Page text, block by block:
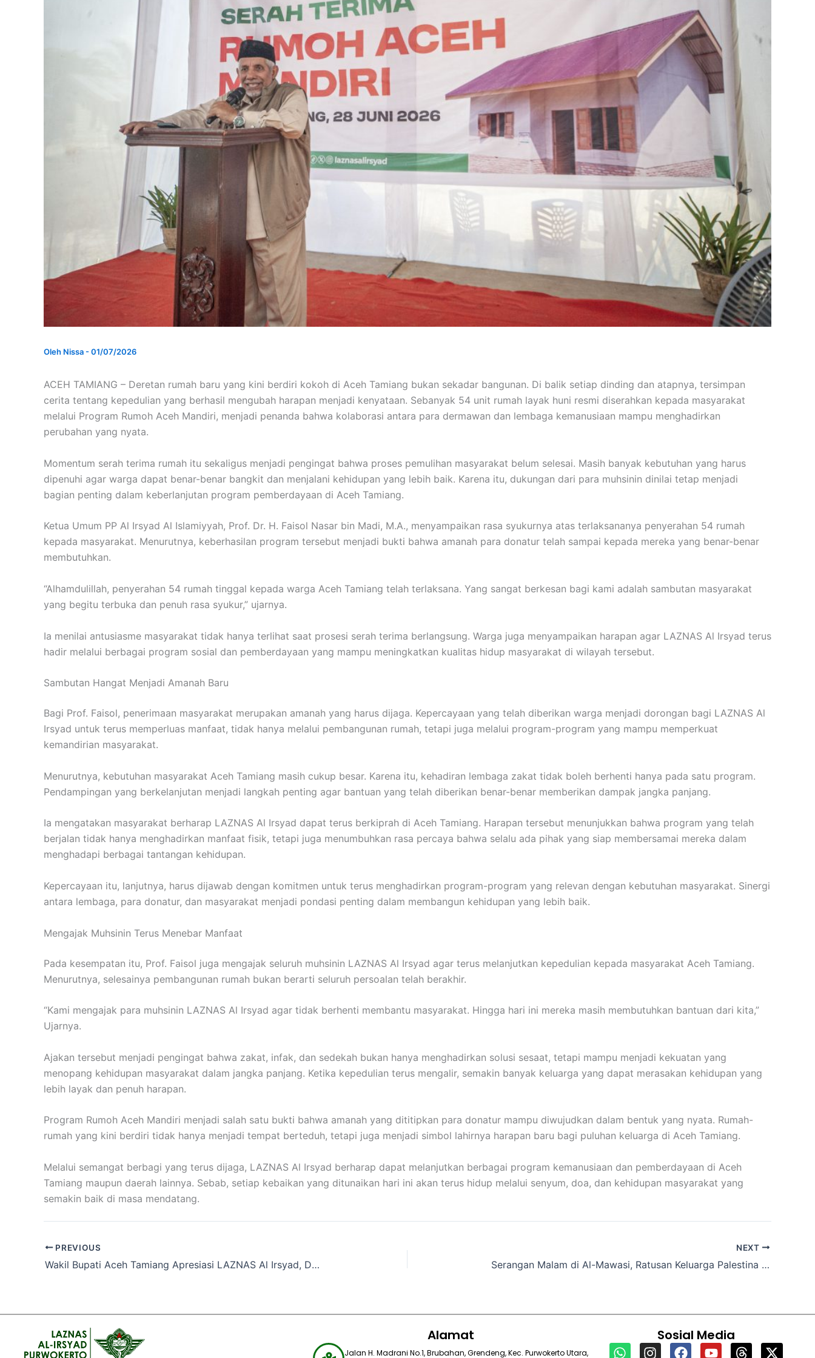
Oleh Nissa-01/07/2026
ACEH TAMIANG – Deretan rumah baru yang kini berdiri kokoh di Aceh Tamiang bukan sekadar bangunan. Di balik setiap dinding dan atapnya, tersimpan
cerita tentang kepedulian yang berhasil mengubah harapan menjadi kenyataan. Sebanyak 54 unit rumah layak huni resmi diserahkan kepada masyarakat
melalui Program Rumoh Aceh Mandiri, menjadi penanda bahwa kolaborasi antara para dermawan dan lembaga kemanusiaan mampu menghadirkan
perubahan yang nyata.
Momentum serah terima rumah itu sekaligus menjadi pengingat bahwa proses pemulihan masyarakat belum selesai. Masih banyak kebutuhan yang harus
dipenuhi agar warga dapat benar-benar bangkit dan menjalani kehidupan yang lebih baik. Karena itu, dukungan dari para muhsinin dinilai tetap menjadi
bagian penting dalam keberlanjutan program pemberdayaan di Aceh Tamiang.
Ketua Umum PP Al Irsyad Al Islamiyyah, Prof. Dr. H. Faisol Nasar bin Madi, M.A., menyampaikan rasa syukurnya atas terlaksananya penyerahan 54 rumah
kepada masyarakat. Menurutnya, keberhasilan program tersebut menjadi bukti bahwa amanah para donatur telah sampai kepada mereka yang benar-benar
membutuhkan.
“Alhamdulillah, penyerahan 54 rumah tinggal kepada warga Aceh Tamiang telah terlaksana. Yang sangat berkesan bagi kami adalah sambutan masyarakat
yang begitu terbuka dan penuh rasa syukur,” ujarnya.
Ia menilai antusiasme masyarakat tidak hanya terlihat saat prosesi serah terima berlangsung. Warga juga menyampaikan harapan agar LAZNAS Al Irsyad terus
hadir melalui berbagai program sosial dan pemberdayaan yang mampu meningkatkan kualitas hidup masyarakat di wilayah tersebut.
Sambutan Hangat Menjadi Amanah Baru
Bagi Prof. Faisol, penerimaan masyarakat merupakan amanah yang harus dijaga. Kepercayaan yang telah diberikan warga menjadi dorongan bagi LAZNAS Al
Irsyad untuk terus memperluas manfaat, tidak hanya melalui pembangunan rumah, tetapi juga melalui program-program yang mampu memperkuat
kemandirian masyarakat.
Menurutnya, kebutuhan masyarakat Aceh Tamiang masih cukup besar. Karena itu, kehadiran lembaga zakat tidak boleh berhenti hanya pada satu program.
Pendampingan yang berkelanjutan menjadi langkah penting agar bantuan yang telah diberikan benar-benar memberikan dampak jangka panjang.
Ia mengatakan masyarakat berharap LAZNAS Al Irsyad dapat terus berkiprah di Aceh Tamiang. Harapan tersebut menunjukkan bahwa program yang telah
berjalan tidak hanya menghadirkan manfaat fisik, tetapi juga menumbuhkan rasa percaya bahwa selalu ada pihak yang siap membersamai mereka dalam
menghadapi berbagai tantangan kehidupan.
Kepercayaan itu, lanjutnya, harus dijawab dengan komitmen untuk terus menghadirkan program-program yang relevan dengan kebutuhan masyarakat. Sinergi
antara lembaga, para donatur, dan masyarakat menjadi pondasi penting dalam membangun kehidupan yang lebih baik.
Mengajak Muhsinin Terus Menebar Manfaat
Pada kesempatan itu, Prof. Faisol juga mengajak seluruh muhsinin LAZNAS Al Irsyad agar terus melanjutkan kepedulian kepada masyarakat Aceh Tamiang.
Menurutnya, selesainya pembangunan rumah bukan berarti seluruh persoalan telah berakhir.
“Kami mengajak para muhsinin LAZNAS Al Irsyad agar tidak berhenti membantu masyarakat. Hingga hari ini mereka masih membutuhkan bantuan dari kita,”
Ujarnya.
Ajakan tersebut menjadi pengingat bahwa zakat, infak, dan sedekah bukan hanya menghadirkan solusi sesaat, tetapi mampu menjadi kekuatan yang
menopang kehidupan masyarakat dalam jangka panjang. Ketika kepedulian terus mengalir, semakin banyak keluarga yang dapat merasakan kehidupan yang
lebih layak dan penuh harapan.
Program Rumoh Aceh Mandiri menjadi salah satu bukti bahwa amanah yang dititipkan para donatur mampu diwujudkan dalam bentuk yang nyata. Rumah-
rumah yang kini berdiri tidak hanya menjadi tempat berteduh, tetapi juga menjadi simbol lahirnya harapan baru bagi puluhan keluarga di Aceh Tamiang.
Melalui semangat berbagi yang terus dijaga, LAZNAS Al Irsyad berharap dapat melanjutkan berbagai program kemanusiaan dan pemberdayaan di Aceh
Tamiang maupun daerah lainnya. Sebab, setiap kebaikan yang ditunaikan hari ini akan terus hidup melalui senyum, doa, dan kehidupan masyarakat yang
semakin baik di masa mendatang.
PREVIOUS
Wakil Bupati Aceh Tamiang Apresiasi LAZNAS Al Irsyad, Dari Tanggap Banjir hingga Membangun Harapan
NEXT
Serangan Malam di Al-Mawasi, Ratusan Keluarga Palestina Kehilangan Tempat Berlindung dalam Sekejap
Alamat
Jalan H. Madrani No.1, Brubahan, Grendeng, Kec. Purwokerto Utara,
W
I
F
Y
T
X
Sosial Media